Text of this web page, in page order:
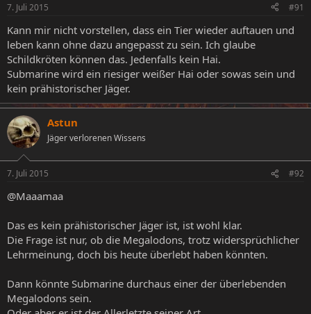
7. Juli 2015 #91
Kann mir nicht vorstellen, dass ein Tier wieder auftauen und
leben kann ohne dazu angepasst zu sein. Ich glaube
Schildkröten können das. Jedenfalls kein Hai.
Submarine wird ein riesiger weißer Hai oder sowas sein und
kein prähistorischer Jäger.
Astun
Jäger verlorenen Wissens
7. Juli 2015 #92
@Maaamaa
Das es kein prähistorischer Jäger ist, ist wohl klar.
Die Frage ist nur, ob die Megalodons, trotz widersprüchlicher
Lehrmeinung, doch bis heute überlebt haben könnten.
Dann könnte Submarine durchaus einer der überlebenden
Megalodons sein.